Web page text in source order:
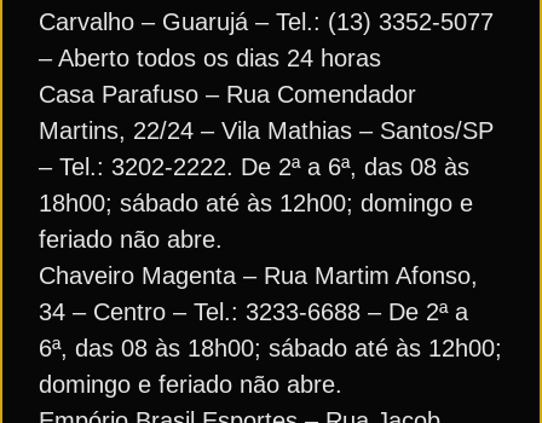
Carvalho – Guarujá – Tel.: (13) 3352-5077
– Aberto todos os dias 24 horas
Casa Parafuso – Rua Comendador
Martins, 22/24 – Vila Mathias – Santos/SP
– Tel.: 3202-2222. De 2ª a 6ª, das 08 às
18h00; sábado até às 12h00; domingo e
feriado não abre.
Chaveiro Magenta – Rua Martim Afonso,
34 – Centro – Tel.: 3233-6688 – De 2ª a
6ª, das 08 às 18h00; sábado até às 12h00;
domingo e feriado não abre.